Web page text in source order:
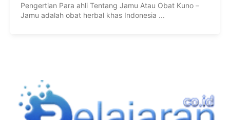
Pengertian Para ahli Tentang Jamu Atau Obat Kuno –
Jamu adalah obat herbal khas Indonesia ...